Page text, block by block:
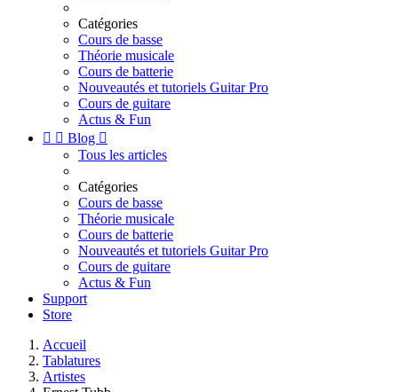
Catégories
Cours de basse
Théorie musicale
Cours de batterie
Nouveautés et tutoriels Guitar Pro
Cours de guitare
Actus & Fun
  Blog 
Tous les articles
Catégories
Cours de basse
Théorie musicale
Cours de batterie
Nouveautés et tutoriels Guitar Pro
Cours de guitare
Actus & Fun
Support
Store
Accueil
Tablatures
Artistes